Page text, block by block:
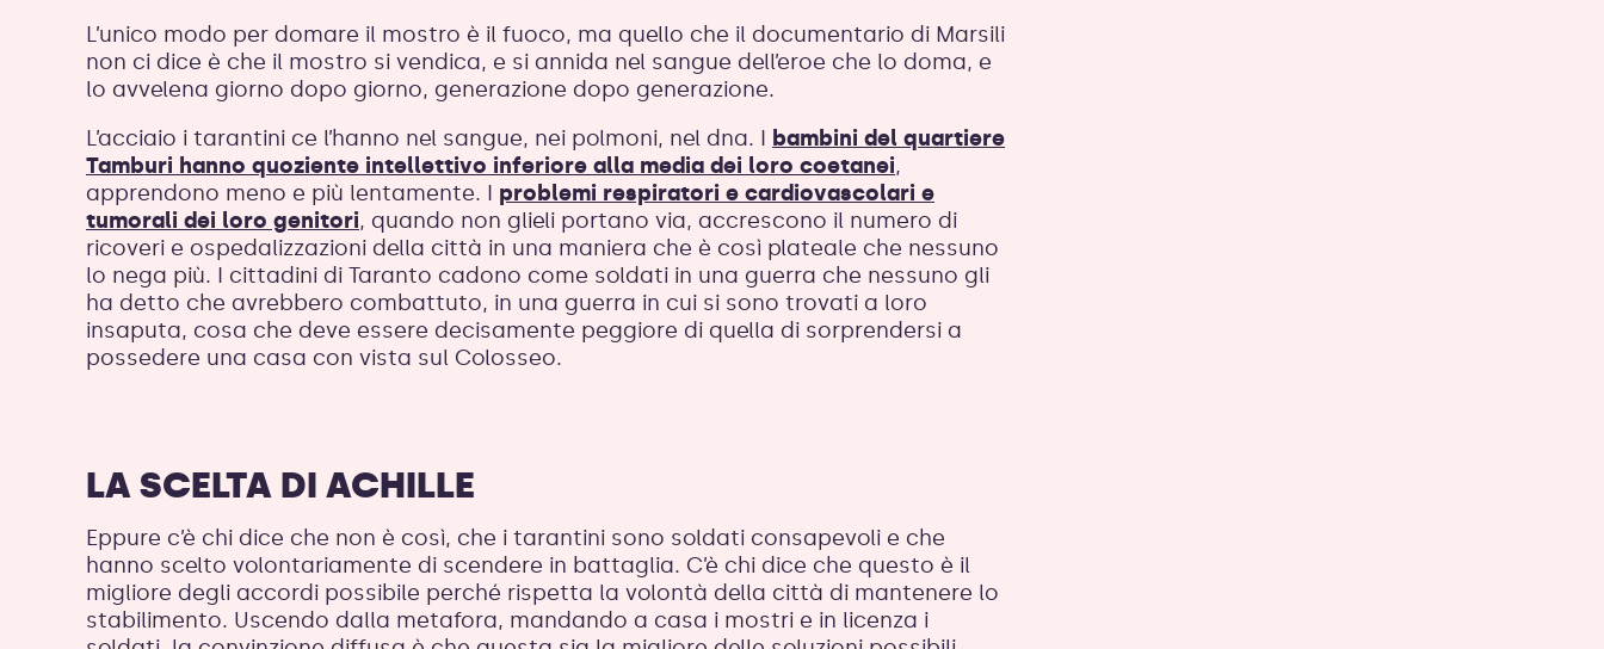
L’unico modo per domare il mostro è il fuoco, ma quello che il documentario di Marsili
non ci dice è che il mostro si vendica, e si annida nel sangue dell’eroe che lo doma, e
lo avvelena giorno dopo giorno, generazione dopo generazione.
L’acciaio i tarantini ce l’hanno nel sangue, nei polmoni, nel dna. I bambini del quartiere
Tamburi hanno quoziente intellettivo inferiore alla media dei loro coetanei,
apprendono meno e più lentamente. I problemi respiratori e cardiovascolari e
tumorali dei loro genitori, quando non glieli portano via, accrescono il numero di
ricoveri e ospedalizzazioni della città in una maniera che è così plateale che nessuno
lo nega più. I cittadini di Taranto cadono come soldati in una guerra che nessuno gli
ha detto che avrebbero combattuto, in una guerra in cui si sono trovati a loro
insaputa, cosa che deve essere decisamente peggiore di quella di sorprendersi a
possedere una casa con vista sul Colosseo.
LA SCELTA DI ACHILLE
Eppure c’è chi dice che non è così, che i tarantini sono soldati consapevoli e che
hanno scelto volontariamente di scendere in battaglia. C’è chi dice che questo è il
migliore degli accordi possibile perché rispetta la volontà della città di mantenere lo
stabilimento. Uscendo dalla metafora, mandando a casa i mostri e in licenza i